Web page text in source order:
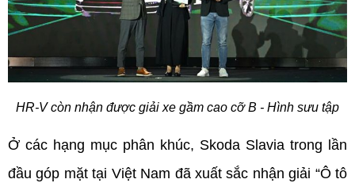
HR-V còn nhận được giải xe gầm cao cỡ B - Hình sưu tập
Ở các hạng mục phân khúc, Skoda Slavia trong lần
đầu góp mặt tại Việt Nam đã xuất sắc nhận giải “Ô tô